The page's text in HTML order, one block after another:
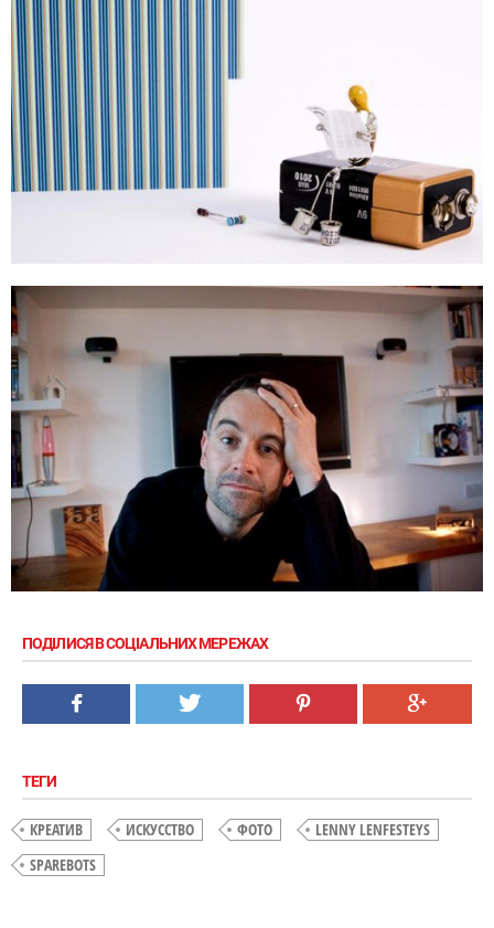
ПОДІЛИСЯ В СОЦІАЛЬНИХ МЕРЕЖАХ
ТЕГИ
КРЕАТИВ ИСКУССТВО ФОТО
LENNY LENFESTEYS
SPAREBOTS